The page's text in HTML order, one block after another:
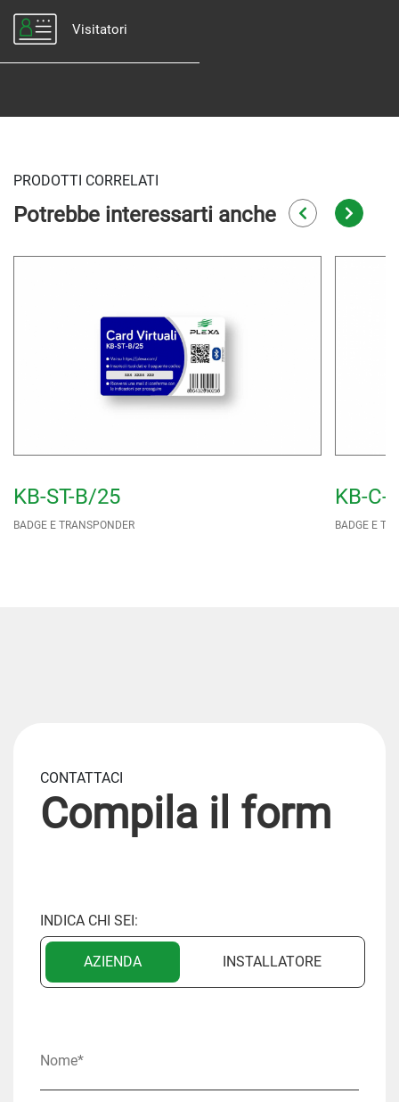
Visitatori
PRODOTTI CORRELATI
Potrebbe interessarti anche
KB-ST-B/25
BADGE E TRANSPONDER
KB-C-
BADGE E
CONTATTACI
Compila il form
INDICA CHI SEI:
AZIENDA INSTALLATORE